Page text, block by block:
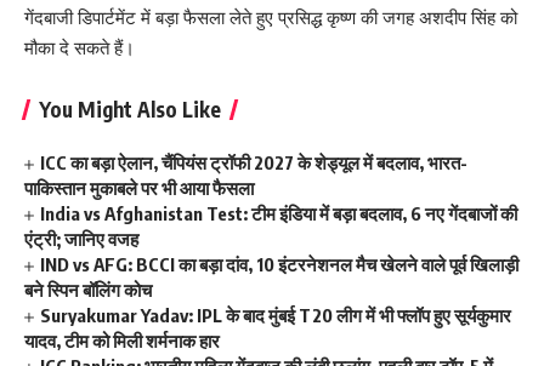
गेंदबाजी डिपार्टमेंट में बड़ा फैसला लेते हुए प्रसिद्ध कृष्ण की जगह अशदीप सिंह को
मौका दे सकते हैं।
You Might Also Like
ICC का बड़ा ऐलान, चैंपियंस ट्रॉफी 2027 के शेड्यूल में बदलाव, भारत-
पाकिस्तान मुकाबले पर भी आया फैसला
India vs Afghanistan Test: टीम इंडिया में बड़ा बदलाव, 6 नए गेंदबाजों की
एंट्री; जानिए वजह
IND vs AFG: BCCI का बड़ा दांव, 10 इंटरनेशनल मैच खेलने वाले पूर्व खिलाड़ी
बने स्पिन बॉलिंग कोच
Suryakumar Yadav: IPL के बाद मुंबई T20 लीग में भी फ्लॉप हुए सूर्यकुमार
यादव, टीम को मिली शर्मनाक हार